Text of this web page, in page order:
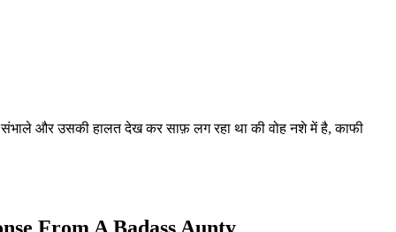
और उसकी हालत देख कर साफ़ लग रहा था की वोह नशे में है, काफी
From A Badass Aunty